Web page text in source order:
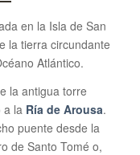
en la Isla de San
la tierra circundante
Atlántico.
la antigua torre
a la Ría de Arousa.
puente desde la
de Santo Tomé o,